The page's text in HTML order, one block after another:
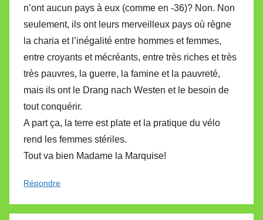
n’ont aucun pays à eux (comme en -36)? Non. Non
seulement, ils ont leurs merveilleux pays où règne
la charia et l’inégalité entre hommes et femmes,
entre croyants et mécréants, entre très riches et très
très pauvres, la guerre, la famine et la pauvreté,
mais ils ont le Drang nach Westen et le besoin de
tout conquérir.
A part ça, la terre est plate et la pratique du vélo
rend les femmes stériles.
Tout va bien Madame la Marquise!
Répondre